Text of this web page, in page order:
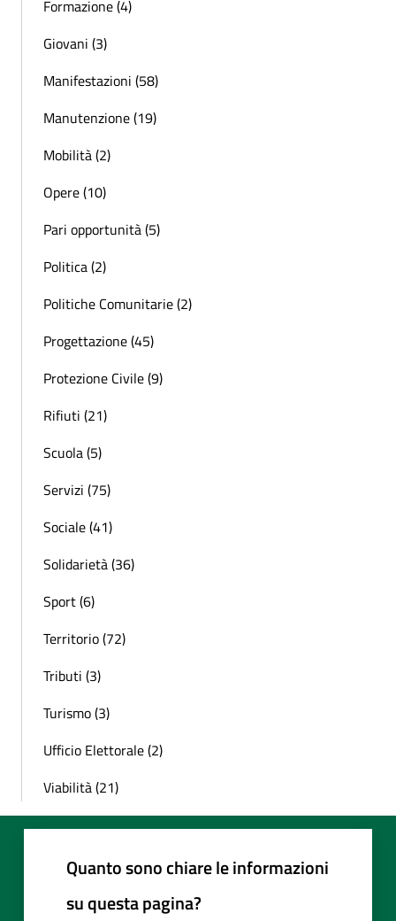
Formazione (4)
Giovani (3)
Manifestazioni (58)
Manutenzione (19)
Mobilità (2)
Opere (10)
Pari opportunità (5)
Politica (2)
Politiche Comunitarie (2)
Progettazione (45)
Protezione Civile (9)
Rifiuti (21)
Scuola (5)
Servizi (75)
Sociale (41)
Solidarietà (36)
Sport (6)
Territorio (72)
Tributi (3)
Turismo (3)
Ufficio Elettorale (2)
Viabilità (21)
Quanto sono chiare le informazioni
su questa pagina?